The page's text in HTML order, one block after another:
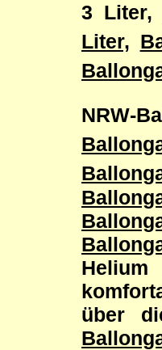
3 Liter,
Liter,
NRW-
Helium
über